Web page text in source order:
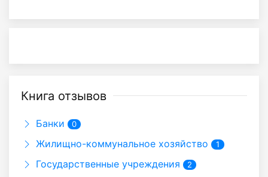
Книга отзывов
Банки 0
Жилищно-коммунальное хозяйство 1
Государственные учреждения 2